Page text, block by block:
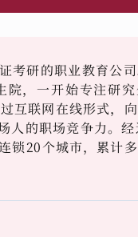
考研的职业教育公
院，一开始专注研
互联网在线形式，
人的职场竞争力。
锁20个城市，累计